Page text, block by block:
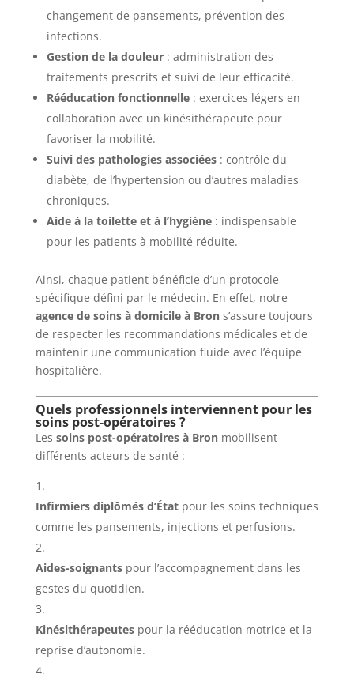
changement de pansements, prévention des
infections.
Gestion de la douleur: administration des
traitements prescrits et suivi de leur efficacité.
Rééducation fonctionnelle: exercices légers en
collaboration avec un kinésithérapeute pour
favoriser la mobilité.
Suivi des pathologies associées: contrôle du
diabète, de l’hypertension ou d’autres maladies
chroniques.
Aide à la toilette et à l’hygiène: indispensable
pour les patients à mobilité réduite.
Ainsi, chaque patient bénéficie d’un protocole
spécifique défini par le médecin. En effet, notre
agence de soins à domicile à Brons’assure toujours
de respecter les recommandations médicales et de
maintenir une communication fluide avec l’équipe
hospitalière.
Quels professionnels interviennent pour les
soins post-opératoires ?
Les soins post-opératoires à Bronmobilisent
différents acteurs de santé :
Infirmiers diplômés d’Étatpour les soins techniques
comme les pansements, injections et perfusions.
Aides-soignantspour l’accompagnement dans les
gestes du quotidien.
Kinésithérapeutespour la rééducation motrice et la
reprise d’autonomie.